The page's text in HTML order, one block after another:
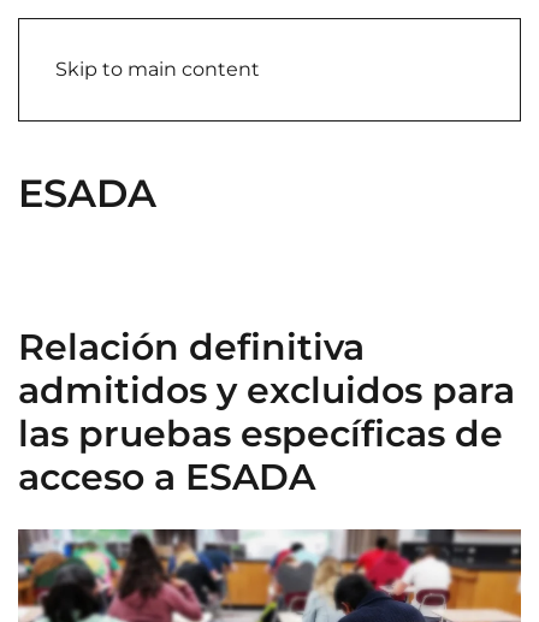
Skip to main content
ESADA
Relación definitiva
admitidos y excluidos para
las pruebas específicas de
acceso a ESADA